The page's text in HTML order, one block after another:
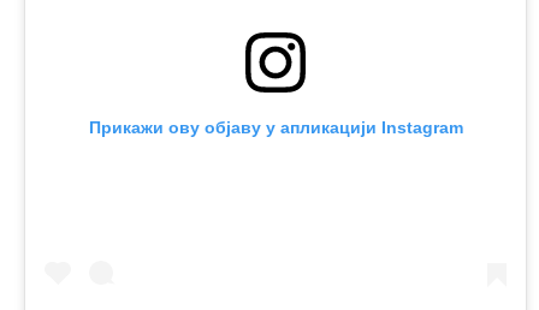
Прикажи ову објаву у апликацији Instagram